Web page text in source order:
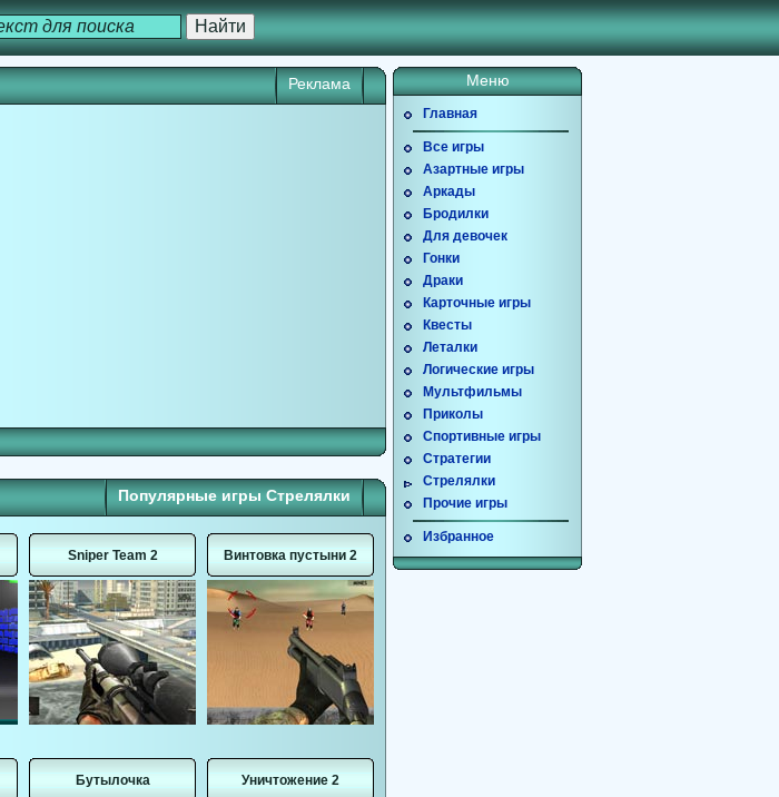
Реклама
Популярные игры Стрелялки
Sniper Team 2 Винтовка пустыни 2
Бутылочка Уничтожение 2
Меню
Главная
Все игры
Азартные игры
Аркады
Бродилки
Для девочек
Гонки
Драки
Карточные игры
Квесты
Леталки
Логические игры
Мультфильмы
Приколы
Спортивные игры
Стратегии
Стрелялки
Прочие игры
Избранное